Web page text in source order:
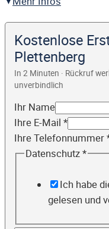
Kostenlose
Plettenberg
In 2 Minuten · Rückruf
unverbindlich
Ihr Name
Ihre E-Mail *
Ihre Telefonnummer
Datenschutz*
Ich habe
gelesen und